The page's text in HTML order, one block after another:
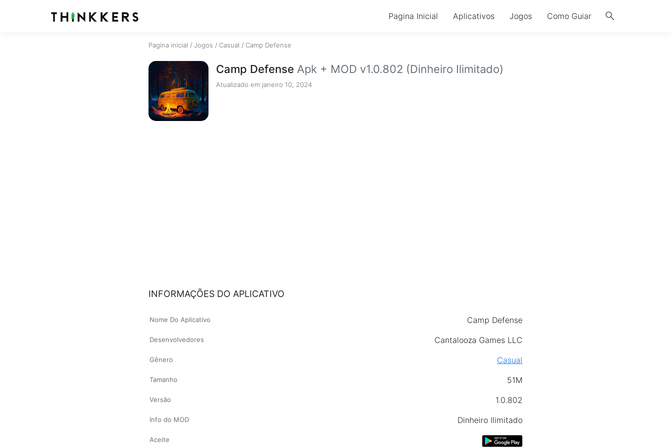
search
Pagina Inicial Aplicativos Jogos Como Guiar
Pagina inicial / Jogos / Casual / Camp Defense
Camp Defense Apk + MOD v1.0.802 (Dinheiro Ilimitado)
Atualizado em janeiro 10, 2024
INFORMAÇÕES DO APLICATIVO
Nome Do Aplicativo Camp Defense
Desenvolvedores Cantalooza Games LLC
Gênero Casual
Tamanho 51M
Versão 1.0.802
Info do MOD Dinheiro Ilimitado
Aceite